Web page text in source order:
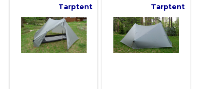
Tarptent Tarptent